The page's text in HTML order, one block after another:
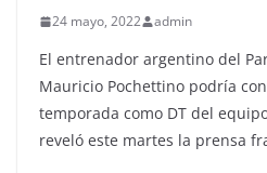
24 mayo, 2022 admin
El entrenador argentino del
Mauricio Pochettino podría
temporada como DT del
reveló este martes la prensa